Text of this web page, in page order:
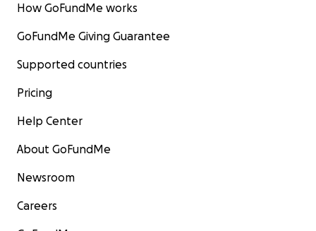
How GoFundMe works
GoFundMe Giving Guarantee
Supported countries
Pricing
Help Center
About GoFundMe
Newsroom
Careers